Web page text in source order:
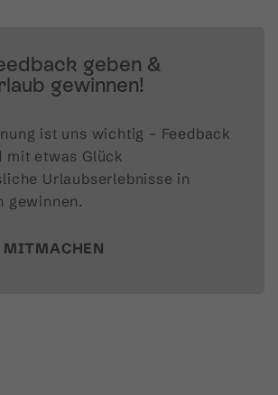
geben &
gewinnen!
ist uns wichtig – Feedback
mit etwas Glück
Urlaubserlebnisse in
gewinnen.